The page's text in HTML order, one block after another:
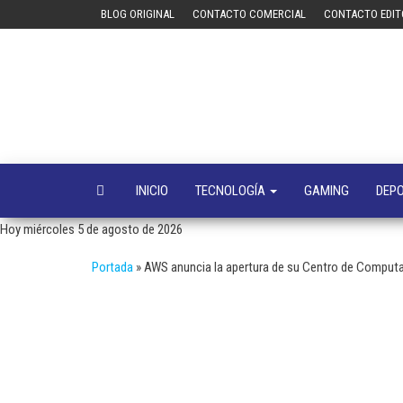
BLOG ORIGINAL CONTACTO COMERCIAL CONTACTO
INICIO TECNOLOGÍA GAMING
Hoy miércoles 5 de agosto de 2026
Portada »AWS anuncia la apertura de su Centro de